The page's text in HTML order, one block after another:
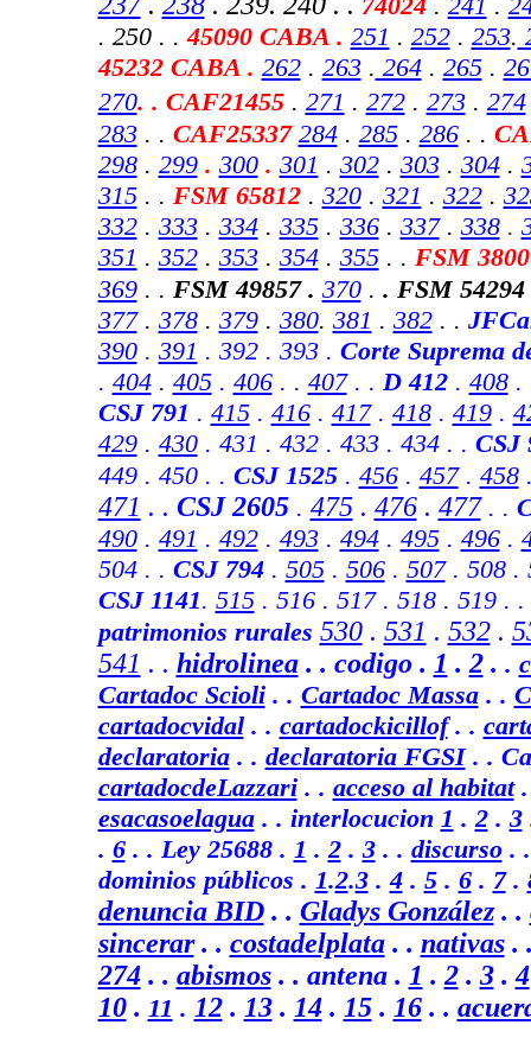
. 250 . .45090 CABA . 251 . 252. 253.
45232 CABA. 262. 263. 264. 265.
270. . CAF21455. 271 . 272. 273. 274
283. . CAF25337 284. 285 . 286. .
298. 299 . 300. 301 . 302. 303. 304.
315 . . FSM 65812 . 320. 321 . 322.
332. 333. 334. 335. 336. 337. 338 .
351 . 352. 353. 354. 355 . . FSM
369. . FSM 49857 . 370. . FSM 54294
377. 378. 379. 380. 381 . 382. .
390 . 391 . 392 . 393 . Corte Suprema
. 404. 405. 406. . 407. . D 412 . 408.
CSJ 791 . 415. 416. 417. 418. 419.
429. 430. 431 . 432 . 433 . 434 . . CSJ
449 . 450 . . CSJ 1525 . 456. 457. 458
471 . . CSJ 2605 . 475. 476. 477 . .
490. 491 . 492. 493. 494. 495. 496.
504 . . CSJ 794 . 505. 506. 507. 508 .
CSJ 1141. 515. 516. 517 . 518 . 519 . .
patrimonios rurales 530. 531 . 532.
541 . . hidrolinea. . codigo . 1 . 2. .
Cartadoc Scioli. . Cartadoc Massa. .
cartadocvidal. . cartadockicillof. .
declaratoria. . declaratoria FGSI. .
cartadocdeLazzari. . acceso al habitat.
esacasoelagua . . interlocucion 1 .2. 3
. 6. . Ley 25688. 1 .2. 3. . discurso.
dominios públicos . 1.2.3.4. 5. 6. 7 .
denuncia BID. . Gladys González. .
sincerar. . costadelplata. . nativas.
274. . abismos. . antena . 1 . 2 . 3.4
10. 11 . 12. 13. 14. 15. 16. .